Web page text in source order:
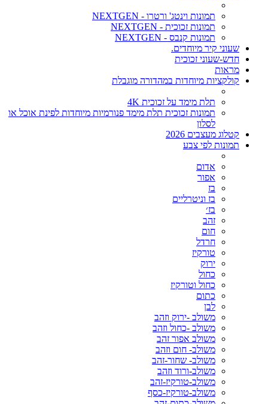
תמונות וינטג' ורטרו - NEXTGEN
תמונות זכוכית - NEXTGEN
תמונות קנבס - NEXTGEN
שעוני קיר מיוחדים.
חדש-שעוני זכוכית
מראות
קולקציות מיוחדות במהדורה מוגבלת
תלת מימד על זכוכית 4K
תמונות זכוכית תלת מימד פנורמיות מיוחדות לפינת אוכל או
לסלון
קטלוג מעצבים 2026
תמונות לפי צבע
אדום
אפור
בז
בז וניטרליים
בז׳
זהב
חום
חרדל
טורקיז
ירוק
כחול
כחול וטורקיז
כתום
לבן
משולב -ירוק וזהב
משולב -כחול וזהב
משולב אפור זהב
משולב- חום וזהב
משולב- שחור-זהב
משולב-ורוד וזהב
משולב-טורקיז-זהב
משולב-טורקיז-כסף